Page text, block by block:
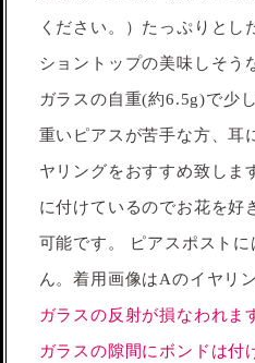
ください。）たっぷりとし
ショントップの美味しそう
ガラスの自重(約6.5g)で少
重いピアスが苦手な方、耳
ヤリングをおすすめ致し
に付けているのでお花を好
可能です。 ピアスポスト
ん。着用画像はAのイヤリ
ガラスの反射が損なわれま
ガラスの隙間にボンドは付